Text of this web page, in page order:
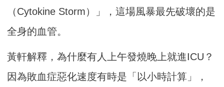
（Cytokine Storm）」，這場風暴最先破壞的是
全身的血管。
黃軒解釋，為什麼有人上午發燒晚上就進ICU？
因為敗血症惡化速度有時是「以小時計算」，